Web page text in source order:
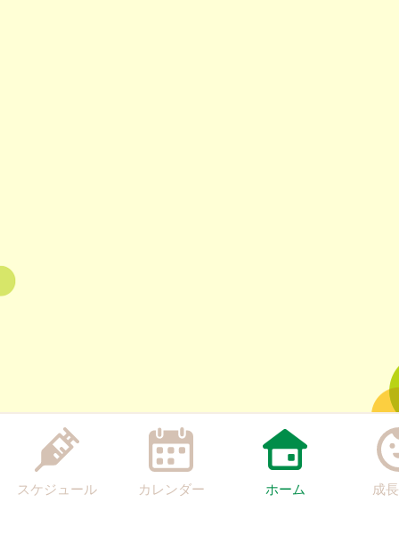
スケジュール カレンダー ホーム 成